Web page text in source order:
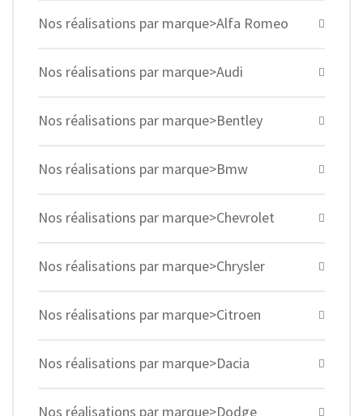
Nos réalisations par marque>Alfa Romeo
Nos réalisations par marque>Audi
Nos réalisations par marque>Bentley
Nos réalisations par marque>Bmw
Nos réalisations par marque>Chevrolet
Nos réalisations par marque>Chrysler
Nos réalisations par marque>Citroen
Nos réalisations par marque>Dacia
Nos réalisations par marque>Dodge